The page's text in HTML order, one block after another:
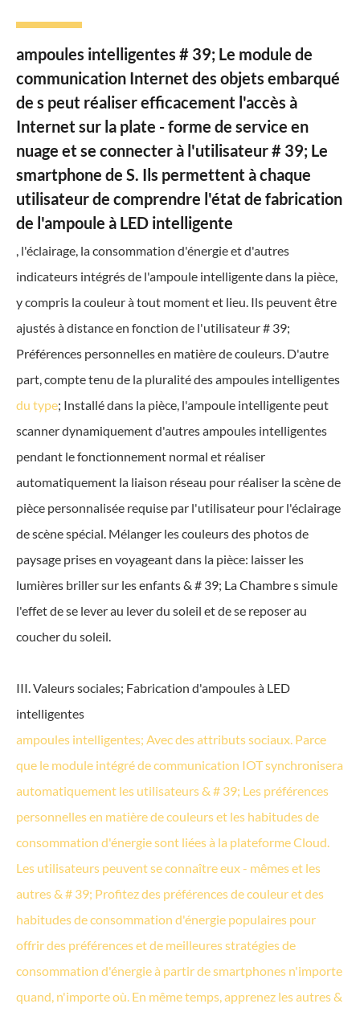
ampoules intelligentes # 39; Le module de
communication Internet des objets embarqué
de s peut réaliser efficacement l'accès à
Internet sur la plate - forme de service en
nuage et se connecter à l'utilisateur # 39; Le
smartphone de S. Ils permettent à chaque
utilisateur de comprendre l'état de fabrication
de l'ampoule à LED intelligente
, l'éclairage, la consommation d'énergie et d'autres
indicateurs intégrés de l'ampoule intelligente dans la pièce,
y compris la couleur à tout moment et lieu. Ils peuvent être
ajustés à distance en fonction de l'utilisateur # 39;
Préférences personnelles en matière de couleurs. D'autre
part, compte tenu de la pluralité des ampoules intelligentes
du type; Installé dans la pièce, l'ampoule intelligente peut
scanner dynamiquement d'autres ampoules intelligentes
pendant le fonctionnement normal et réaliser
automatiquement la liaison réseau pour réaliser la scène de
pièce personnalisée requise par l'utilisateur pour l'éclairage
de scène spécial. Mélanger les couleurs des photos de
paysage prises en voyageant dans la pièce: laisser les
lumières briller sur les enfants & # 39; La Chambre s simule
l'effet de se lever au lever du soleil et de se reposer au
coucher du soleil.
III. Valeurs sociales; Fabrication d'ampoules à LED
intelligentes
ampoules intelligentes; Avec des attributs sociaux. Parce
que le module intégré de communication IOT synchronisera
automatiquement les utilisateurs & # 39; Les préférences
personnelles en matière de couleurs et les habitudes de
consommation d'énergie sont liées à la plateforme Cloud.
Les utilisateurs peuvent se connaître eux - mêmes et les
autres & # 39; Profitez des préférences de couleur et des
habitudes de consommation d'énergie populaires pour
offrir des préférences et de meilleures stratégies de
consommation d'énergie à partir de smartphones n'importe
quand, n'importe où. En même temps, apprenez les autres &